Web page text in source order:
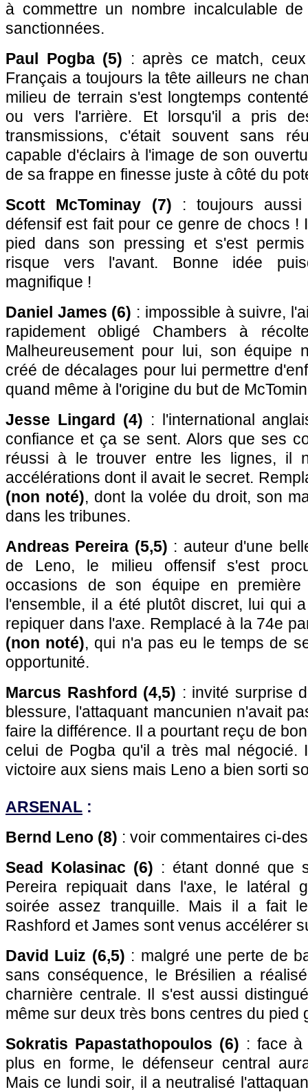
à commettre un nombre incalculable
sanctionnées.
Paul Pogba (5) : après ce match,
Français a toujours la tête ailleurs ne
milieu de terrain s'est longtemps
ou vers l'arrière. Et lorsqu'il a pris
transmissions, c'était souvent sans
capable d'éclairs à l'image de son
de sa frappe en finesse juste à côté du
Scott McTominay (7) : toujours aussi
défensif est fait pour ce genre de chocs !
pied dans son pressing et s'est
risque vers l'avant. Bonne idée
magnifique !
Daniel James (6) : impossible à suivre,
rapidement obligé Chambers à
Malheureusement pour lui, son équipe
créé de décalages pour lui permettre
quand même à l'origine du but de
Jesse Lingard (4) : l'international
confiance et ça se sent. Alors que ses
réussi à le trouver entre les lignes, il
accélérations dont il avait le secret.
(non noté), dont la volée du droit, son
dans les tribunes.
Andreas Pereira (5,5) : auteur d'une
de Leno, le milieu offensif s'est
occasions de son équipe en
l'ensemble, il a été plutôt discret, lui qui
repiquer dans l'axe. Remplacé à la 74e
(non noté), qui n'a pas eu le temps de
opportunité.
Marcus Rashford (4,5) : invité surprise
blessure, l'attaquant mancunien n'avait
faire la différence. Il a pourtant reçu de
celui de Pogba qu'il a très mal négocié.
victoire aux siens mais Leno a bien sorti
ARSENAL :
Bernd Leno (8) : voir commentaires ci-
Sead Kolasinac (6) : étant donné que
Pereira repiquait dans l'axe, le latéral
soirée assez tranquille. Mais il a fait
Rashford et James sont venus accélérer
David Luiz (6,5) : malgré une perte de
sans conséquence, le Brésilien a
charnière centrale. Il s'est aussi
même sur deux très bons centres du pied
Sokratis Papastathopoulos (6) : face à
plus en forme, le défenseur central
Mais ce lundi soir, il a neutralisé